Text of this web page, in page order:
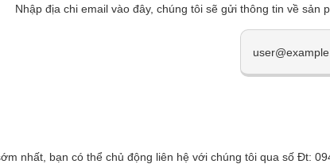
Nhập địa chi email vào đây, chúng tôi sẽ gửi thông tin về
nhất, bạn có thể chủ động liên hệ với chúng tôi qua số Đt: